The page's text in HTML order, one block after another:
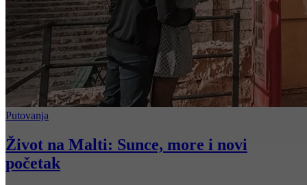
Putovanja
Život na Malti: Sunce, more i novi
početak